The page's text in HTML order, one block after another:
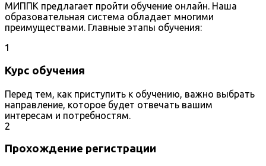
МИППК предлагает пройти обучение онлайн. Наша
образовательная система обладает многими
преимуществами. Главные этапы обучения:
1
Курс обучения
Перед тем, как приступить к обучению, важно выбрать
направление, которое будет отвечать вашим
интересам и потребностям.
2
Прохождение регистрации